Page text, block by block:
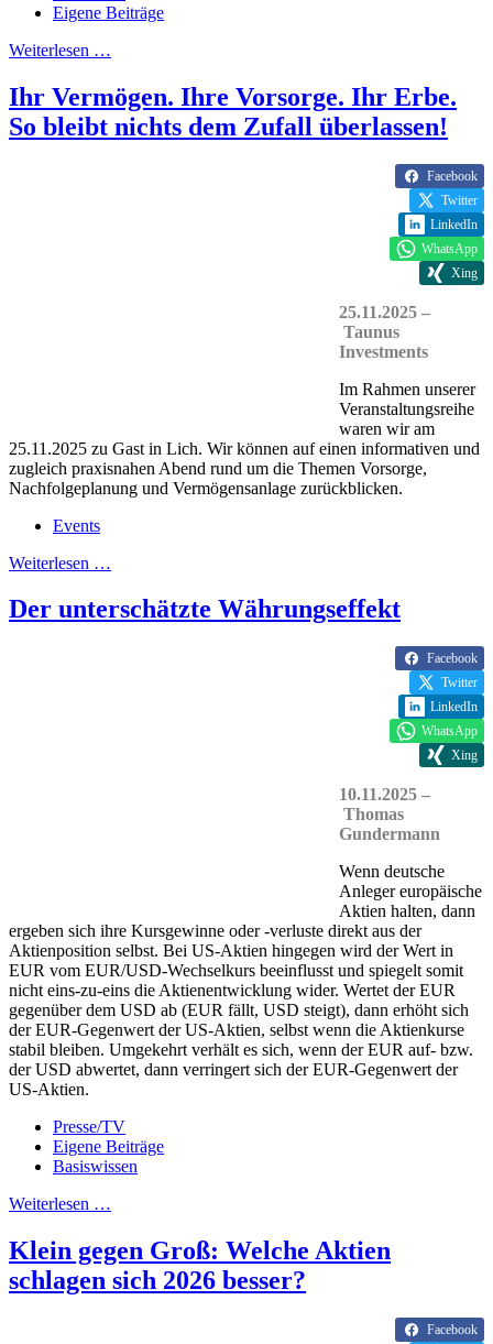
Eigene Beiträge
Weiterlesen …
Ihr Vermögen. Ihre Vorsorge. Ihr Erbe.
So bleibt nichts dem Zufall überlassen!
Facebook
Twitter
LinkedIn
WhatsApp
Xing
25.11.2025 –
Taunus
Investments
Im Rahmen unserer
Veranstaltungsreihe
waren wir am
25.11.2025 zu Gast in Lich. Wir können auf einen informativen und
zugleich praxisnahen Abend rund um die Themen Vorsorge,
Nachfolgeplanung und Vermögensanlage zurückblicken.
Events
Weiterlesen …
Der unterschätzte Währungseffekt
Facebook
Twitter
LinkedIn
WhatsApp
Xing
10.11.2025 –
Thomas
Gundermann
Wenn deutsche
Anleger europäische
Aktien halten, dann
ergeben sich ihre Kursgewinne oder -verluste direkt aus der
Aktienposition selbst. Bei US-Aktien hingegen wird der Wert in
EUR vom EUR/USD-Wechselkurs beeinflusst und spiegelt somit
nicht eins-zu-eins die Aktienentwicklung wider. Wertet der EUR
gegenüber dem USD ab (EUR fällt, USD steigt), dann erhöht sich
der EUR-Gegenwert der US-Aktien, selbst wenn die Aktienkurse
stabil bleiben. Umgekehrt verhält es sich, wenn der EUR auf- bzw.
der USD abwertet, dann verringert sich der EUR-Gegenwert der
US-Aktien.
Presse/TV
Eigene Beiträge
Basiswissen
Weiterlesen …
Klein gegen Groß: Welche Aktien
schlagen sich 2026 besser?
Facebook